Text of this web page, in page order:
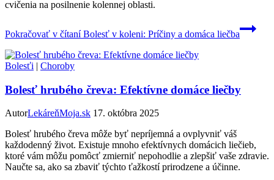
cvičenia na posilnenie kolennej oblasti.
Pokračovať v čítaníBolesť v koleni: Príčiny a domáca liečba
Bolesťi | Choroby
Bolesť hrubého čreva: Efektívne domáce liečby
AutorLekáreňMoja.sk 17. októbra 2025
Bolesť hrubého čreva môže byť nepríjemná a ovplyvniť váš
každodenný život. Existuje mnoho efektívnych domácich liečieb,
ktoré vám môžu pomôcť zmierniť nepohodlie a zlepšiť vaše zdravie.
Naučte sa, ako sa zbaviť týchto ťažkostí prirodzene a účinne.